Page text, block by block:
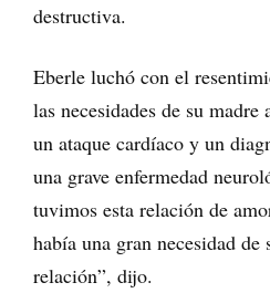
destructiva.
Eberle luchó con el
las necesidades de su madre
un ataque cardíaco y un
una grave enfermedad
tuvimos esta relación de
había una gran necesidad de
relación”, dijo.